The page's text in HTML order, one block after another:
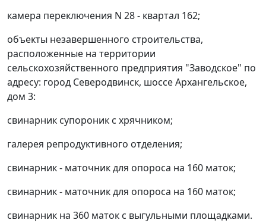
камера переключения N 28 - квартал 162;
объекты незавершенного строительства,
расположенные на территории
сельскохозяйственного предприятия "Заводское" по
адресу: город Северодвинск, шоссе Архангельское,
дом 3:
свинарник супороник с хрячником;
галерея репродуктивного отделения;
свинарник - маточник для опороса на 160 маток;
свинарник - маточник для опороса на 160 маток;
свинарник на 360 маток с выгульными площадками.